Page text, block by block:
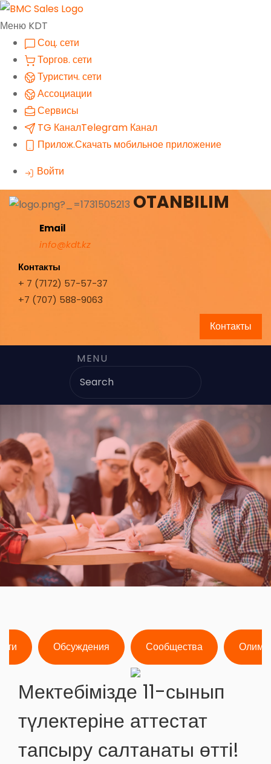
Меню KDT
Соц. сети
Торгов. сети
Туристич. сети
Ассоциации
Сервисы
TG КаналTelegram Канал
Прилож.Скачать мобильное приложение
Войти
OTANBILIM
Email
info@kdt.kz
Контакты
+ 7 (7172) 57-57-37
+7 (707) 588-9063
Контакты
MENU
Обсуждения Сообщества
Мектебімізде 11-сынып
түлектеріне аттестат
тапсыру салтанаты өтті!